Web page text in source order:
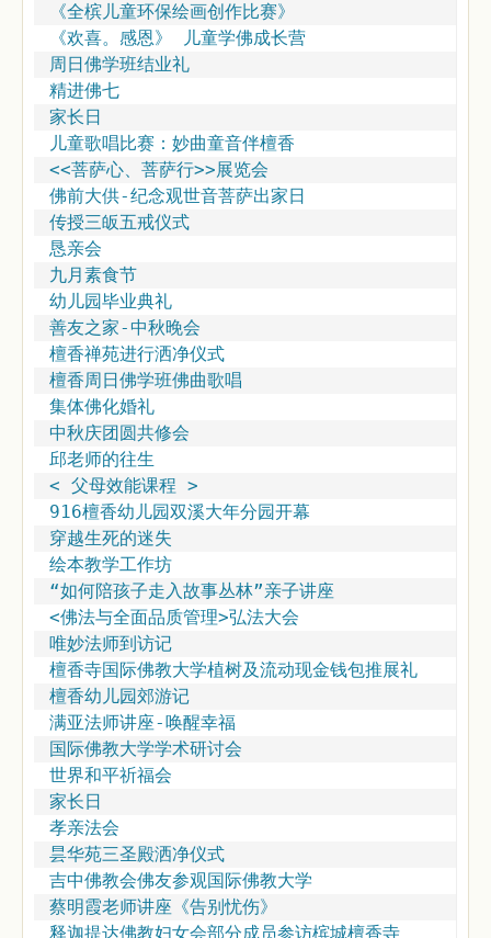
《全槟儿童环保绘画创作比赛》
《欢喜。感恩》 儿童学佛成长营
周日佛学班结业礼
精进佛七
家长日
儿童歌唱比赛：妙曲童音伴檀香
<<菩萨心、菩萨行>>展览会
佛前大供-纪念观世音菩萨出家日
传授三皈五戒仪式
恳亲会
九月素食节
幼儿园毕业典礼
善友之家-中秋晚会
檀香禅苑进行洒净仪式
檀香周日佛学班佛曲歌唱
集体佛化婚礼
中秋庆团圆共修会
邱老师的往生
< 父母效能课程 >
916檀香幼儿园双溪大年分园开幕
穿越生死的迷失
绘本教学工作坊
“如何陪孩子走入故事丛林”亲子讲座
<佛法与全面品质管理>弘法大会
唯妙法师到访记
檀香寺国际佛教大学植树及流动现金钱包推展礼
檀香幼儿园郊游记
满亚法师讲座-唤醒幸福
国际佛教大学学术研讨会
世界和平祈福会
家长日
孝亲法会
昙华苑三圣殿洒净仪式
吉中佛教会佛友参观国际佛教大学
蔡明霞老师讲座《告别忧伤》
释迦提达佛教妇女会部分成员参访槟城檀香寺